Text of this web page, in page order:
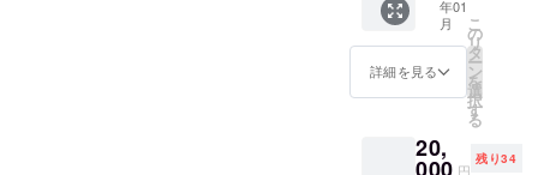
ます。
（主に
平日夜
か土
ング施
設をご
シート
です。
選手の
息遣い
が聞こ
えてく
でご観
戦でき
年01
月
詳細を見る
こ
の
リ
タ
ー
ン
を
選
択
す
る
20,
000 円
残り34